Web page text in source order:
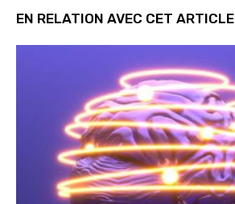
EN RELATION AVEC CET ARTICLE